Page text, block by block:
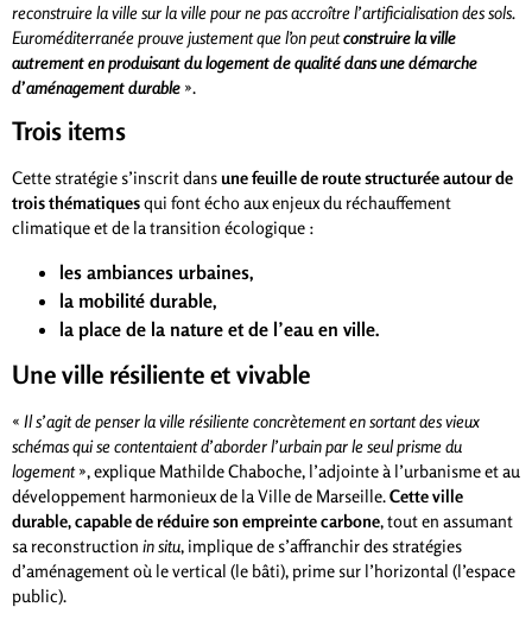
reconstruire la ville sur la ville pour ne pas accroître l’artificialisation des sols.
Euroméditerranée prouve justement que l’on peutconstruire la ville
autrement en produisant du logement de qualité dans une démarche
d’aménagement durable ».
Trois items
Cette stratégie s’inscrit dans une feuille de route structurée autour de
trois thématiquesqui font écho aux enjeux du réchauffement
climatique et de la transition écologique :
les ambiances urbaines,
la mobilité durable,
la place de la nature et de l’eau en ville.
Une ville résiliente et vivable
« Il s’agit de penser la ville résiliente concrètement en sortant des vieux
schémas qui se contentaient d’aborder l’urbain par le seul prisme du
logement», explique Mathilde Chaboche, l’adjointe à l’urbanisme et au
développement harmonieux de la Ville de Marseille.Cette ville
durable, capable de réduire son empreinte carbone, tout en assumant
sa reconstruction in situ, implique de s’affranchir des stratégies
d’aménagement où le vertical (le bâti), prime sur l’horizontal (l’espace
public).